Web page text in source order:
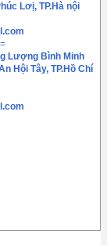
Lơị, TP.Hà nội
Lượng Bình Minh
Hội Tây, TP.Hồ Chí